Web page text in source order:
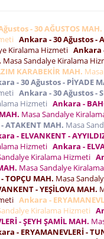
- 30 AĞUSTOS MAH.
Ankara - 30 Ağustos -
Kiralama Hizmeti Ankara
Masa Sandalye Kiralama
KARABEKİR MAH.
- 30 Ağustos - PİYADE
Ankara - 30 Ağustos -
Hizmeti Ankara -
Masa Sandalye
ATAKENT MAH. Masa
- ELVANKENT -
Hizmeti Ankara -
Kiralama Hizmeti
Masa Sandalye
TOPÇU MAH. Masa
- YEŞİLOVA MAH.
Ankara -
Kiralama Hizmeti
- ŞEYH ŞAMİL MAH.
- ERYAMANEVLERİ -